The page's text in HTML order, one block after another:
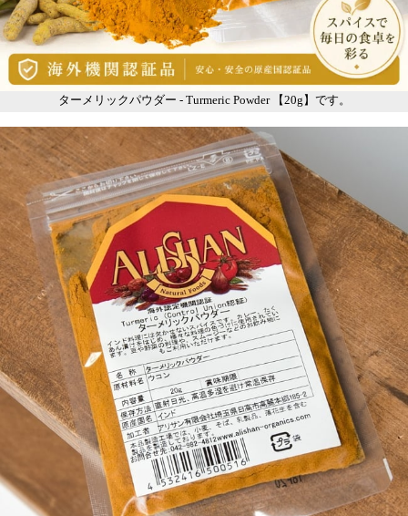
ターメリックパウダー - Turmeric Powder 【20g】です。